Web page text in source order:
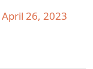
April 26, 2023